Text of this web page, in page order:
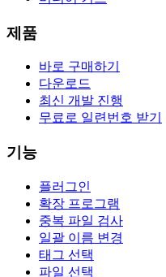
제품
바로 구매하기
다운로드
최신 개발 진행
무료로 일련번호 받기
기능
플러그인
확장 프로그램
중복 파일 검사
일괄 이름 변경
태그 선택
파일 선택